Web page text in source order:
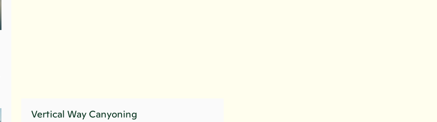
Vertical Way Canyoning